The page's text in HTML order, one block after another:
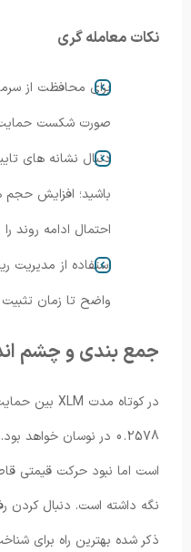
نکات معامله گری
برای محافظت از
صورت شکست حمایت
دنبال نشانه های
باشید؛ افزایش
احتمال ادامه روند
استفاده از
واضح تا زمان
جمع بندی و چشم
0.2578 در نوسان
است اما نبود حرکت قیمتی
نگه داشته است. دنبال کردن
ذکر شده بهترین راه برای